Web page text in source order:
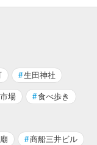
#生田神社
場 #食べ歩き
#商船三井ビル